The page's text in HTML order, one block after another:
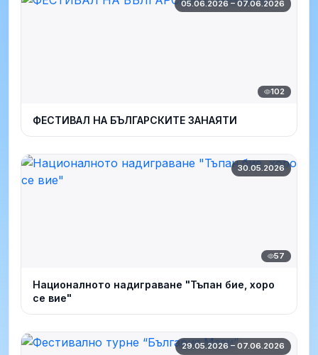
05.06.2026 – 07.06.2026
102
ФЕСТИВАЛ НА БЪЛГАРСКИТЕ ЗАНАЯТИ
30.05.2026
57
Националното надиграване "Тъпан бие, хоро
се вие"
29.05.2026 – 07.06.2026